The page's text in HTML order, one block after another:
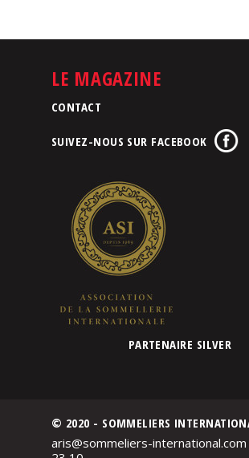
LE MAGAZINE
CONTACT
SUIVEZ-NOUS SUR FACEBOOK
PARTENAIRE SILVER
© 2020 - SOMMELIERS
aris@sommeliers-